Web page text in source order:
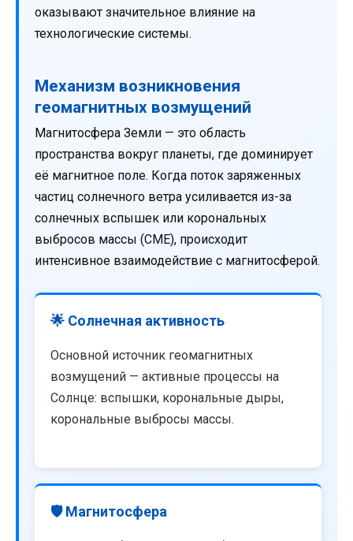
оказывают значительное влияние на
технологические системы.
Механизм возникновения
геомагнитных возмущений
Магнитосфера Земли — это область
пространства вокруг планеты, где доминирует
её магнитное поле. Когда поток заряженных
частиц солнечного ветра усиливается из-за
солнечных вспышек или корональных
выбросов массы (CME), происходит
интенсивное взаимодействие с магнитосферой.
🌟 Солнечная активность
Основной источник геомагнитных
возмущений — активные процессы на
Солнце: вспышки, корональные дыры,
корональные выбросы массы.
🛡️ Магнитосфера